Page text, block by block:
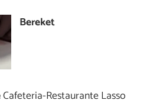
Bereket
Cafeteria-Restaurante Lasso